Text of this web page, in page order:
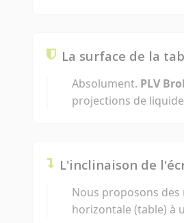
La surface de la
Absolument. PLV
projections de
L'inclinaison de
Nous proposons
horizontale (table) à